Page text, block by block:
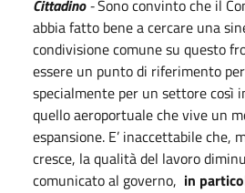
Cittadino-Sono convinto che il
abbia fatto bene a cercare una
condivisione comune su questo
essere un punto di riferimento
specialmente per un settore così
quello aeroportuale che vive un
espansione. E’ inaccettabile che,
cresce, la qualità del lavoro
comunicato al governo, in